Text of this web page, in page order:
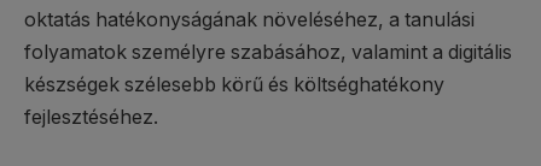
oktatás hatékonyságának növeléséhez, a tanulási
folyamatok személyre szabásához, valamint a digitális
készségek szélesebb körű és költséghatékony
fejlesztéséhez.